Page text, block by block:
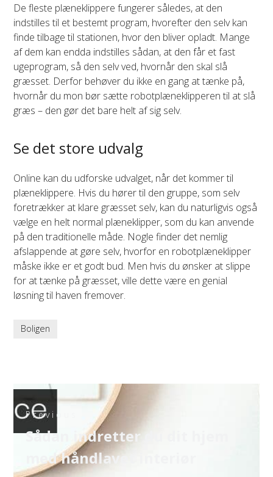
De fleste plæneklippere fungerer således, at den
indstilles til et bestemt program, hvorefter den selv kan
finde tilbage til stationen, hvor den bliver opladt. Mange
af dem kan endda indstilles sådan, at den får et fast
ugeprogram, så den selv ved, hvornår den skal slå
græsset. Derfor behøver du ikke en gang at tænke på,
hvornår du mon bør sætte robotplæneklipperen til at slå
græs – den gør det bare helt af sig selv.
Se det store udvalg
Online kan du udforske udvalget, når det kommer til
plæneklippere. Hvis du hører til den gruppe, som selv
foretrækker at klare græsset selv, kan du naturligvis også
vælge en helt normal plæneklipper, som du kan anvende
på den traditionelle måde. Nogle finder det nemlig
afslappende at gøre selv, hvorfor en robotplæneklipper
måske ikke er et godt bud. Men hvis du ønsker at slippe
for at tænke på græsset, ville dette være en genial
løsning til haven fremover.
Boligen
Indlægsnavigation
Previous
Previous
Sådan indretter du dit hjem
med håndlavet interiør